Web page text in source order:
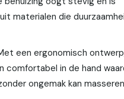
materialen die
een ergonomisch
comfortabel in de hand
ongemak kan